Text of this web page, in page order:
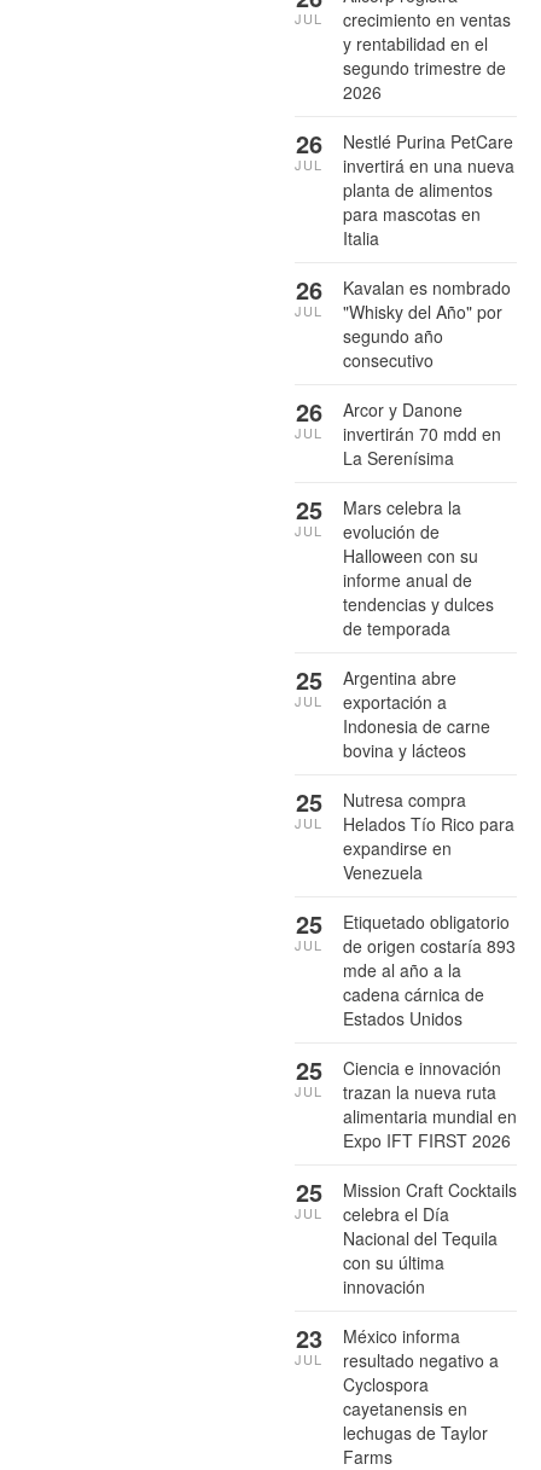
crecimiento en ventas
y rentabilidad en el
segundo trimestre de
2026
JUL
Nestlé Purina PetCare
invertirá en una nueva
planta de alimentos
para mascotas en
Italia
26
JUL
Kavalan es nombrado
"Whisky del Año" por
segundo año
consecutivo
26
JUL
Arcor y Danone
invertirán 70 mdd en
La Serenísima
26
JUL
Mars celebra la
evolución de
Halloween con su
informe anual de
tendencias y dulces
de temporada
25
JUL
Argentina abre
exportación a
Indonesia de carne
bovina y lácteos
25
JUL
Nutresa compra
Helados Tío Rico para
expandirse en
Venezuela
25
JUL
Etiquetado obligatorio
de origen costaría 893
mde al año a la
cadena cárnica de
Estados Unidos
25
JUL
Ciencia e innovación
trazan la nueva ruta
alimentaria mundial en
Expo IFT FIRST 2026
25
JUL
Mission Craft Cocktails
celebra el Día
Nacional del Tequila
con su última
innovación
25
JUL
México informa
resultado negativo a
Cyclospora
cayetanensis en
lechugas de Taylor
Farms
23
JUL